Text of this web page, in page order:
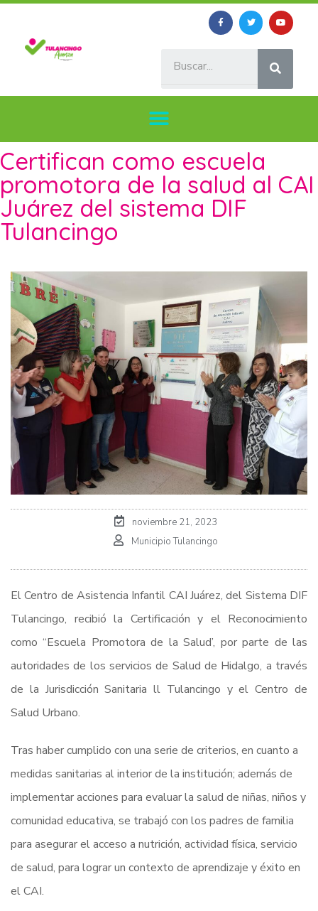
Certifican como escuela
promotora de la salud al CAI
Juárez del sistema DIF
Tulancingo
noviembre 21, 2023
Municipio Tulancingo
El Centro de Asistencia Infantil CAI Juárez, del Sistema DIF
Tulancingo, recibió la Certificación y el Reconocimiento
como “Escuela Promotora de la Salud’, por parte de las
autoridades de los servicios de Salud de Hidalgo, a través
de la Jurisdicción Sanitaria ll Tulancingo y el Centro de
Salud Urbano.
Tras haber cumplido con una serie de criterios, en cuanto a
medidas sanitarias al interior de la institución; además de
implementar acciones para evaluar la salud de niñas, niños y
comunidad educativa, se trabajó con los padres de familia
para asegurar el acceso a nutrición, actividad física, servicio
de salud, para lograr un contexto de aprendizaje y éxito en
el CAI.